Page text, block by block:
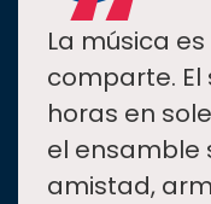
La música
comparte.
horas en
el ensamble
amistad,